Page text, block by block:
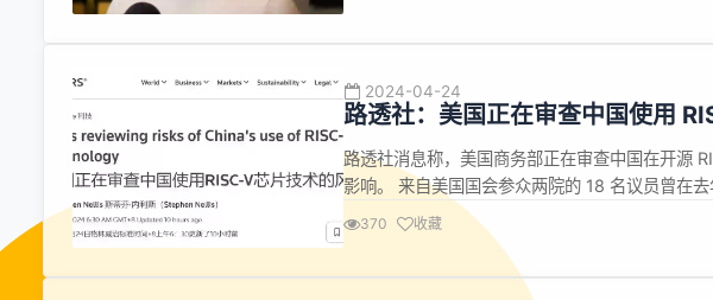
2024-04-24
路透社：美国正在审查中国使用
路透社消息称，美国商务部正在审查中国在开源
影响。 来自美国国会参众两院的 18 名议员曾在
中国“在 RISC-V 技术领域取得主导地位”。而路
美国商务部则表示，正在“努力审查潜在风险，并
370 收藏